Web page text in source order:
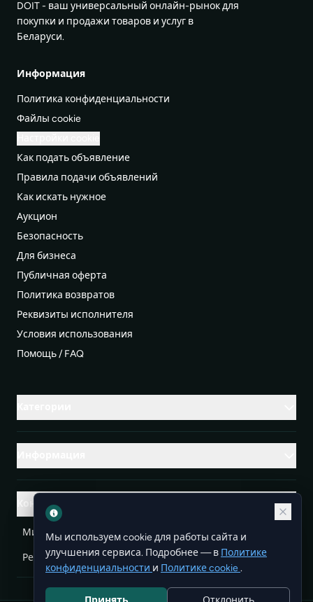
DOIT - ваш универсальный онлайн-рынок для
покупки и продажи товаров и услуг в
Беларуси.
Информация
Политика конфиденциальности
Файлы cookie
Как подать объявление
Правила подачи объявлений
Как искать нужное
Аукцион
Безопасность
Для бизнеса
Публичная оферта
Политика возвратов
Реквизиты исполнителя
Условия использования
Помощь / FAQ
Контакты
Михаленко Руслан Леонидович, УНП ЕА3732804
Республика Беларусь info@doit.by
Мы используем cookie для работы сайта и
улучшения сервиса. Подробнее — в Политике
конфиденциальности и Политике cookie.